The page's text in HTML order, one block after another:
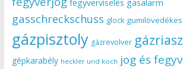
fegyverviselés
gasschreckschuss glock gumilövedékes
gázpisztoly gázrevolver
gépkarabély heckler und koch jog és